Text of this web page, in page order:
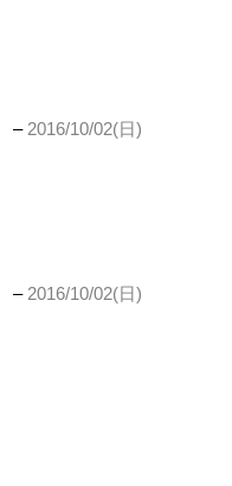
–2016/10/02(日)
–2016/10/02(日)